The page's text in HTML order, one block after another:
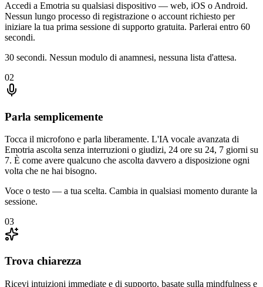
Accedi a Emotria su qualsiasi dispositivo — web, iOS o Android.
Nessun lungo processo di registrazione o account richiesto per
iniziare la tua prima sessione di supporto gratuita. Parlerai entro 60
secondi.
30 secondi. Nessun modulo di anamnesi, nessuna lista d'attesa.
02
Parla semplicemente
Tocca il microfono e parla liberamente. L'IA vocale avanzata di
Emotria ascolta senza interruzioni o giudizi, 24 ore su 24, 7 giorni su
7. È come avere qualcuno che ascolta davvero a disposizione ogni
volta che ne hai bisogno.
Voce o testo — a tua scelta. Cambia in qualsiasi momento durante la
sessione.
03
Trova chiarezza
Ricevi intuizioni immediate e di supporto, basate sulla mindfulness e